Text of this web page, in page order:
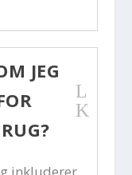
JEG
L
K